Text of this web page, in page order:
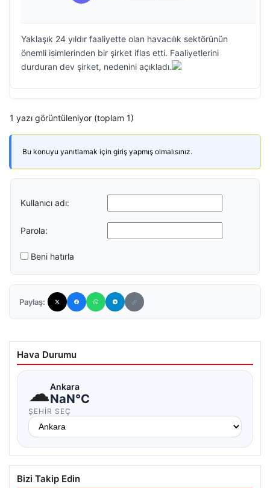
Yaklaşık 24 yıldır faaliyette olan havacılık sektörünün
önemli isimlerinden bir şirket iflas etti. Faaliyetlerini
durduran dev şirket, nedenini açıkladı.
1 yazı görüntüleniyor (toplam 1)
Bu konuyu yanıtlamak için giriş yapmış olmalısınız.
Kullanıcı adı:
Parola:
Beni hatırla
Paylaş:
Hava Durumu
☁Ankara
NaN°C
ŞEHIR SEÇ
Bizi Takip Edin